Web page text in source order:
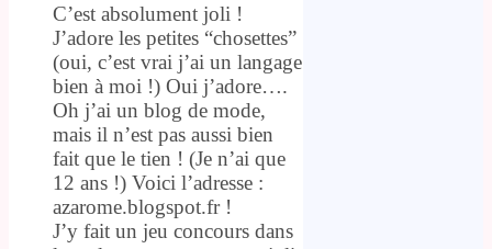
C’est absolument joli !
J’adore les petites “chosettes”
(oui, c’est vrai j’ai un langage
bien à moi !) Oui j’adore….
Oh j’ai un blog de mode,
mais il n’est pas aussi bien
fait que le tien ! (Je n’ai que
12 ans !) Voici l’adresse :
azarome.blogspot.fr !
J’y fait un jeu concours dans